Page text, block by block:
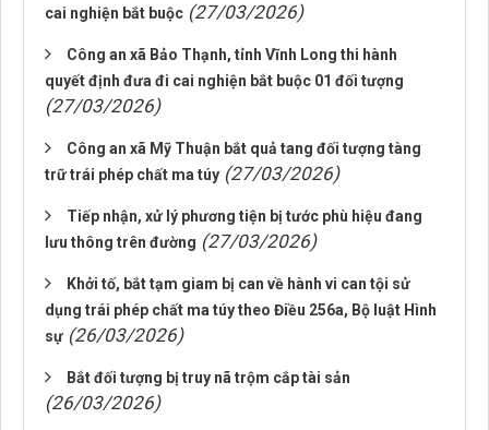
cai nghiện bắt buộc (27/03/2026)
Công an xã Bảo Thạnh, tỉnh Vĩnh Long thi hành
quyết định đưa đi cai nghiện bắt buộc 01 đối tượng
(27/03/2026)
Công an xã Mỹ Thuận bắt quả tang đối tượng tàng
trữ trái phép chất ma túy (27/03/2026)
Tiếp nhận, xử lý phương tiện bị tước phù hiệu đang
lưu thông trên đường (27/03/2026)
Khởi tố, bắt tạm giam bị can về hành vi can tội sử
dụng trái phép chất ma túy theo Điều 256a, Bộ luật Hình
sự (26/03/2026)
Bắt đối tượng bị truy nã trộm cắp tài sản
(26/03/2026)